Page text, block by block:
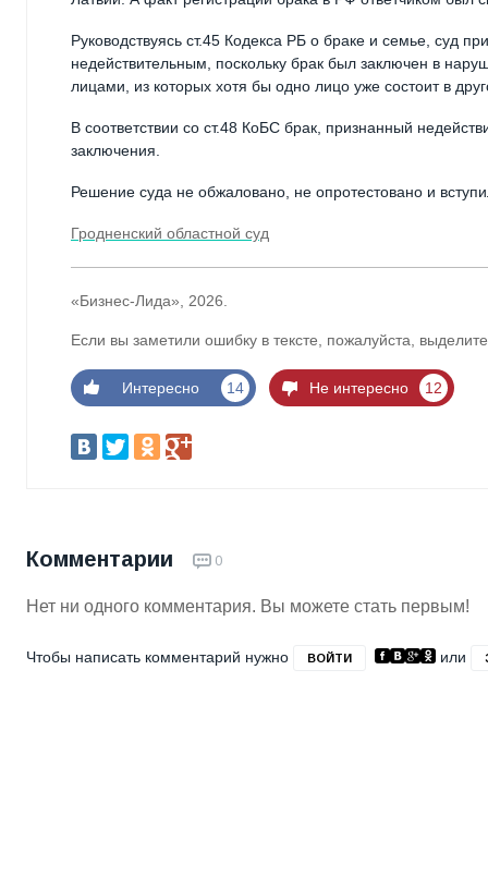
Руководствуясь ст.45 Кодекса РБ о браке и семье, суд
недействительным, поскольку брак был заключен в
лицами, из которых хотя бы одно лицо уже состоит в
В соответствии со ст.48 КоБС брак, признанный
заключения.
Решение суда не обжаловано, не опротестовано и
Гродненский областной суд
«Бизнес-Лида», 2026.
Если вы заметили ошибку в тексте, пожалуйста,
Интересно 14 Не интересно 12
Комментарии 0
Нет ни одного комментария. Вы можете стать первым!
Чтобы написать комментарий нужно ВОЙТИ или